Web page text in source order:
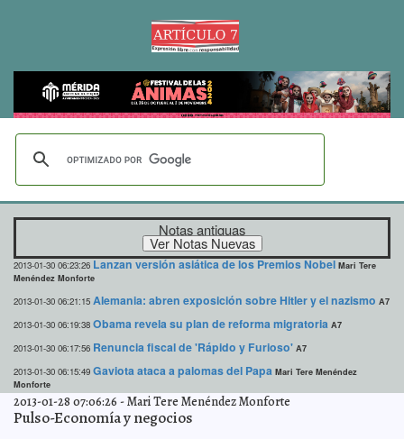
Notas antiguas
2013-01-30 06:23:26 Lanzan versión asiática de los Premios Nobel Mari Tere
Menéndez Monforte
2013-01-30 06:21:15 Alemania: abren exposición sobre Hitler y el nazismo A7
2013-01-30 06:19:38 Obama revela su plan de reforma migratoria A7
2013-01-30 06:17:56 Renuncia fiscal de 'Rápido y Furioso' A7
2013-01-30 06:15:49 Gaviota ataca a palomas del Papa Mari Tere Menéndez
Monforte
2013-01-30 06:12:09 Yucatán, en 13º lugar en aprovechamiento educativo
Exceso de alcohol genera demencia
2013-01-28 07:06:26 -Mari Tere Menéndez Monforte
Pulso-Economía y negocios